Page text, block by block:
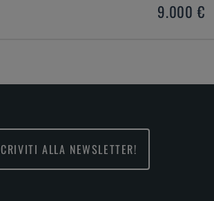
9.000 €
ALLA NEWSLETTER!